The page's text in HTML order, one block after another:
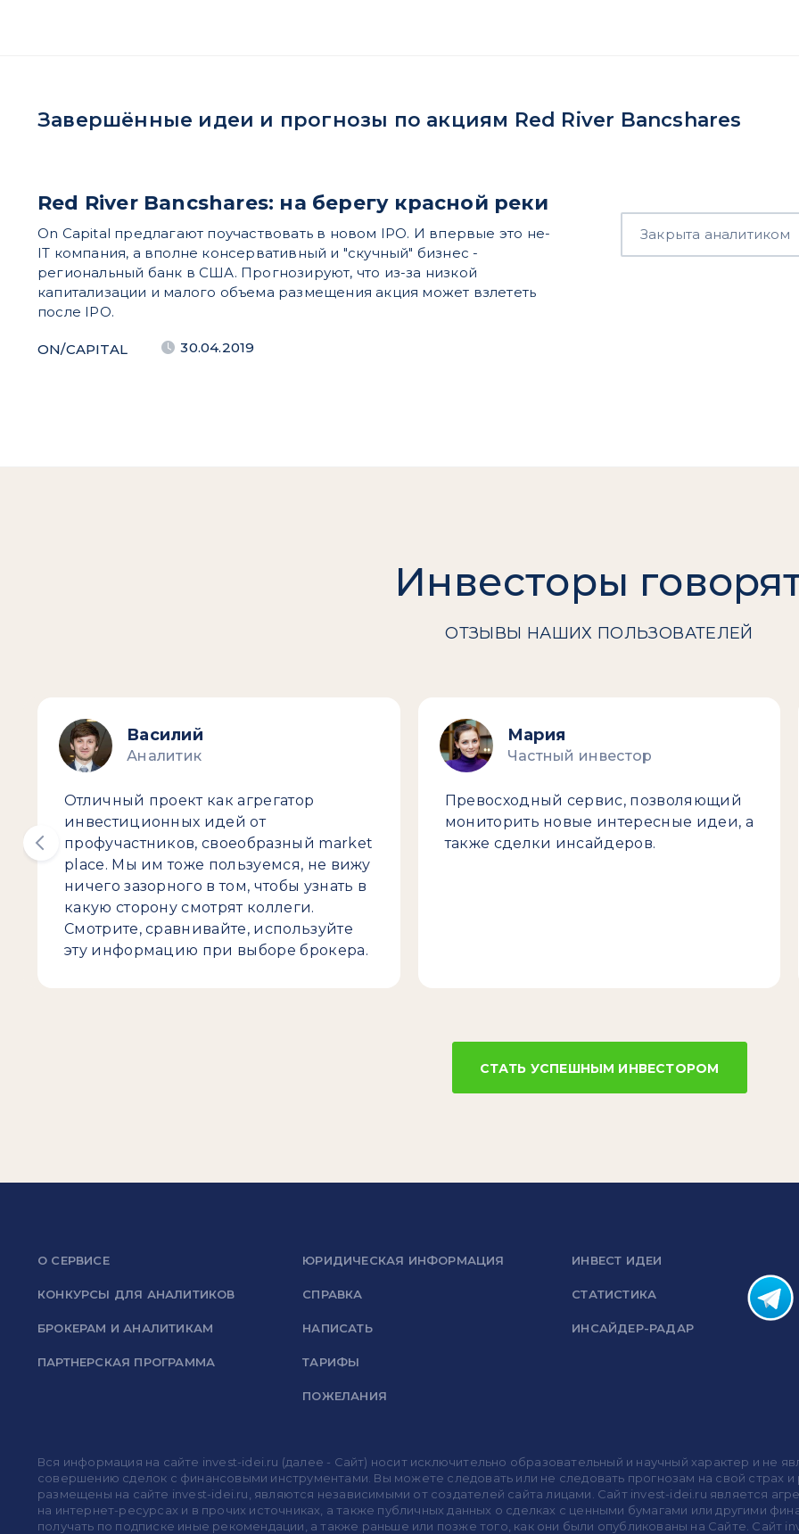
Завершённые идеи и прогнозы по акциям Red River Bancshares
Red River Bancshares: на берегу красной реки
On Capital предлагают поучаствовать в новом IPO. И впервые это не-
IT компания, а вполне консервативный и "скучный" бизнес -
региональный банк в США. Прогнозируют, что из-за низкой
капитализации и малого объема размещения акция может взлететь
после IPO.
Закрыта аналитиком
ON/CAPITAL 30.04.2019
Инвесторы
ОТЗЫВЫ НАШИХ ПОЛЬЗОВАТЕЛЕЙ
Василий
Аналитик
Отличный проект как агрегатор
инвестиционных идей от
профучастников, своеобразный market
place. Мы им тоже пользуемся, не вижу
ничего зазорного в том, чтобы узнать в
какую сторону смотрят коллеги.
Смотрите, сравнивайте, используйте
эту информацию при выборе брокера.
Мария
Частный инвестор
Превосходный сервис, позволяющий
мониторить новые интересные идеи, а
также сделки инсайдеров.
СТАТЬ УСПЕШНЫМ ИНВЕСТОРОМ
О СЕРВИСЕ
КОНКУРСЫ ДЛЯ АНАЛИТИКОВ
БРОКЕРАМ И АНАЛИТИКАМ
ПАРТНЕРСКАЯ ПРОГРАММА
ЮРИДИЧЕСКАЯ ИНФОРМАЦИЯ
СПРАВКА
НАПИСАТЬ
ТАРИФЫ
ПОЖЕЛАНИЯ
ИНВЕСТ ИДЕИ
СТАТИСТИКА
ИНСАЙДЕР-РАДАР
Вся информация на сайте invest-idei.ru (далее - Сайт) носит исключительно образовательный и научный характер и не
совершению сделок с финансовыми инструментами. Вы можете следовать или не следовать прогнозам на свой страх и
размещены на сайте invest-idei.ru, являются независимыми от создателей сайта лицами. Сайт invest-idei.ru является
на интернет-ресурсах и в прочих источниках, а также публичных данных о сделках с ценными бумагами или другими
получать по подписке иные рекомендации, а также раньше или позже того, как они были опубликованы на Сайте. Сайт